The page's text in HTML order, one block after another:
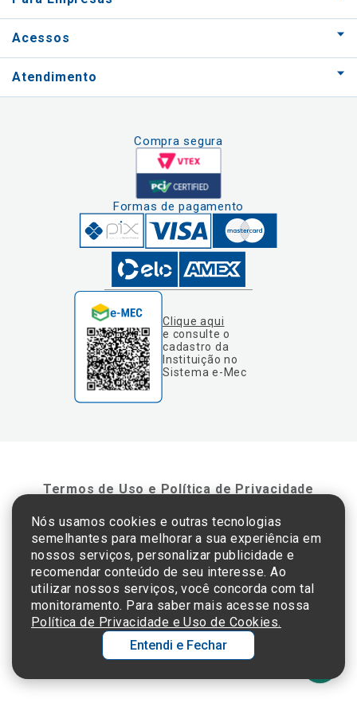
Acessos
Atendimento
Compra segura
Formas de pagamento
Clique aqui
e consulte o
cadastro da
Instituição no
Sistema e-Mec
Termos de Uso e Política de Privacidade
©2025 Einstein Hospital Israelita -TODOS OS DIREITOS RESERVADOS
CNPJ: 60.765.823/0001-30 - Endereço: Av. Albert Einstein, 627 - Morumbi - São
Paulo - SP - 05652-000
Nós usamos cookies e outras tecnologias
semelhantes para melhorar a sua experiência em
nossos serviços, personalizar publicidade e
recomendar conteúdo de seu interesse. Ao
utilizar nossos serviços, você concorda com tal
monitoramento. Para saber mais acesse nossa
Política de Privacidade e Uso de Cookies.
Entendi e Fechar